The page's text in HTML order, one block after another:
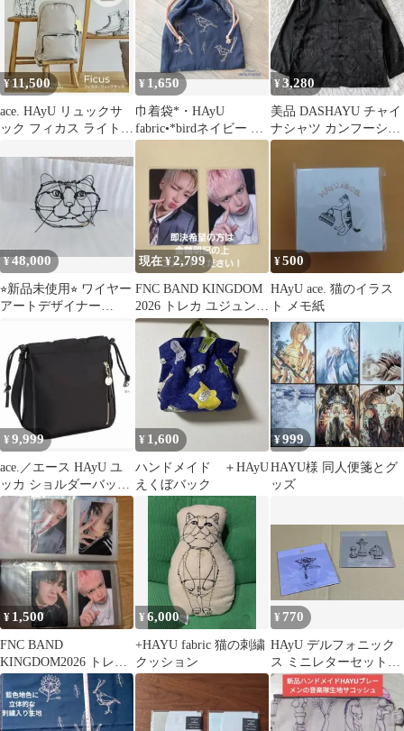
¥11,500
ace. HAyU リュックサ
ック フィカス ライトグ
¥ 1,650
巾着袋*・HAyU
fabric•*birdネイビー ハ
ユファブリック
¥ 3,280
美品 DASHAYU チャイ
ナシャツ カンフーシャ
ツ 長袖 黒 古着 4476
¥48,000
⭐︎新品未使用⭐︎ ワイヤー
アートデザイナー
アート
現在 ¥2,799
FNC BAND KINGDOM
2026 トレカ ユジュン
CRU
¥500
HAyU ace. 猫のイラス
ト メモ紙
¥ 9,999
ace.／エース HAyU ユ
ッカ ショルダーバッ
グ ショルダーバッグ
ブラック
¥ 1,600
ハンドメイド ＋HAyU
えくぼバック
¥999
HAYU様 同人便箋とグ
ッズ
¥ 1,500
FNC BAND
KINGDOM2026 トレカ
A×M×Pコンプリート
¥6,000
+HAYU fabric 猫の刺繍
クッション
¥ 770
HAyU デルフォニック
ス ミニレターセットと
クリアステッカー【追
加】